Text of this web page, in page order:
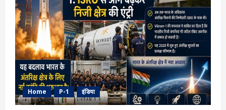
एजेंडा
क्या
है,
विपक्ष
की
रणनीति
क्या
होगी
?
6
बड़े
बिलों
पर
टकराव
के
Home P-1 इंडिया